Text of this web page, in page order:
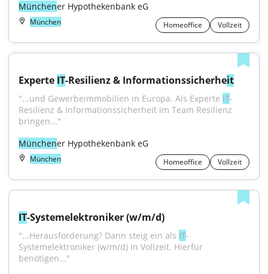
Münchener Hypothekenbank eG
München Homeoffice Vollzeit
Experte IT-Resilienz & Informationssicherheit
"...und Gewerbeimmobilien in Europa. Als Experte IT-
Resilienz & Informationssicherheit im Team Resilienz
bringen..."
Münchener Hypothekenbank eG
München Homeoffice Vollzeit
IT-Systemelektroniker (w/m/d)
"...Herausforderung? Dann steig ein als IT-
Systemelektroniker (w/m/d) in Vollzeit. Hierfür
benötigen..."